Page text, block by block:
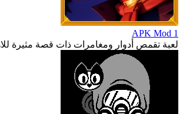
1 APK Mod
لعبة تقمص أدوار ومغامرات ذات قصة مثيرة